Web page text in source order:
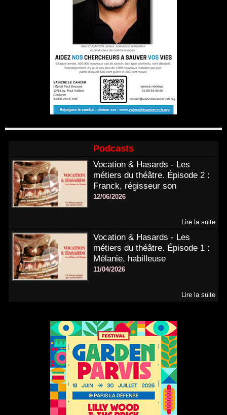
Podcasts
Vocation & Hasards - Les
métiers du théâtre. Épisode 2 :
Franck, régisseur son
12/06/2026
Lire la suite
Vocation & Hasards - Les
métiers du théâtre. Épisode 1 :
Mélanie, habilleuse
11/04/2026
Lire la suite